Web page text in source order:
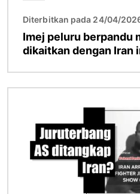
Diterbitkan pada 24/04/
Imej peluru berpandu
dikaitkan dengan Iran